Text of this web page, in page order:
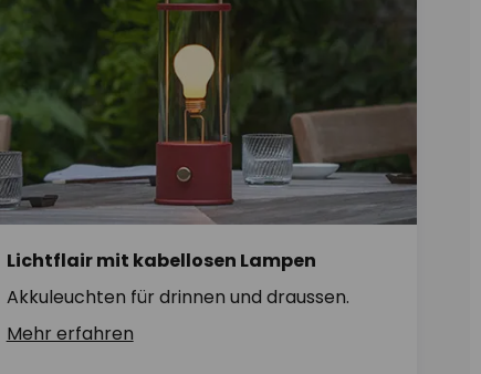
Lichtflair mit kabellosen Lampen
Akkuleuchten für drinnen und draussen.
Mehr erfahren